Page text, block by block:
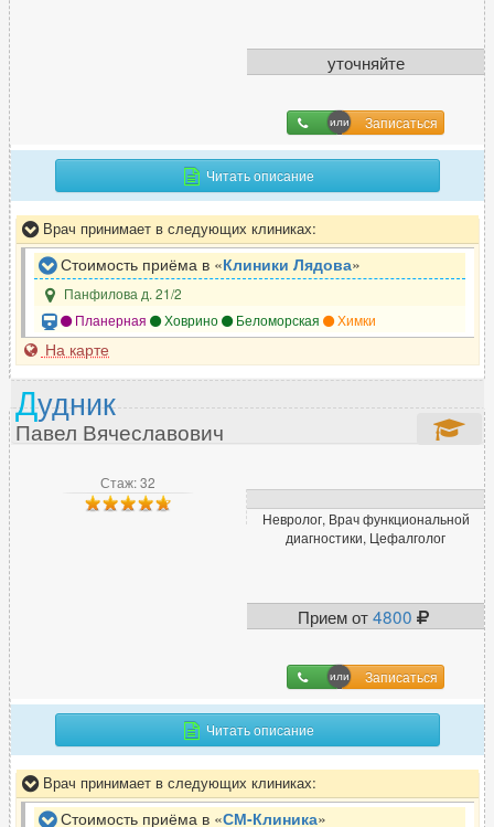
уточняйте
Записаться
Читать описание
Врач принимает в следующих клиниках:
Стоимость приёма в «Клиники Лядова»
Панфилова д. 21/2
Планерная
Ховрино Беломорская Химки
На карте
Стаж: 32
Невролог, Врач функциональной
диагностики, Цефалголог
Прием от4800
Записаться
Дудник
Павел Вячеславович
Читать описание
Врач принимает в следующих клиниках:
Стоимость приёма в «СМ-Клиника»